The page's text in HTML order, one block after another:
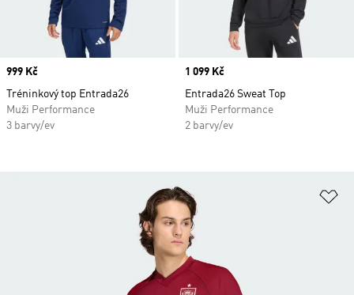
Price
999 Kč
Tréninkový top Entrada26
Muži Performance
3 barvy/ev
Price
1 099 Kč
Entrada26 Sweat Top
Muži Performance
2 barvy/ev